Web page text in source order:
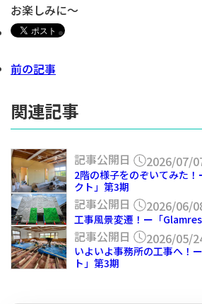
お楽しみに～
前の記事
関連記事
2階の様子をのぞいてみた
クト」第3期
記事公開日 2026/07/
工事風景変遷！ー「
記事公開日 2026/06/
いよいよ事務所の工事へ！
ト」第3期
記事公開日 2026/05/